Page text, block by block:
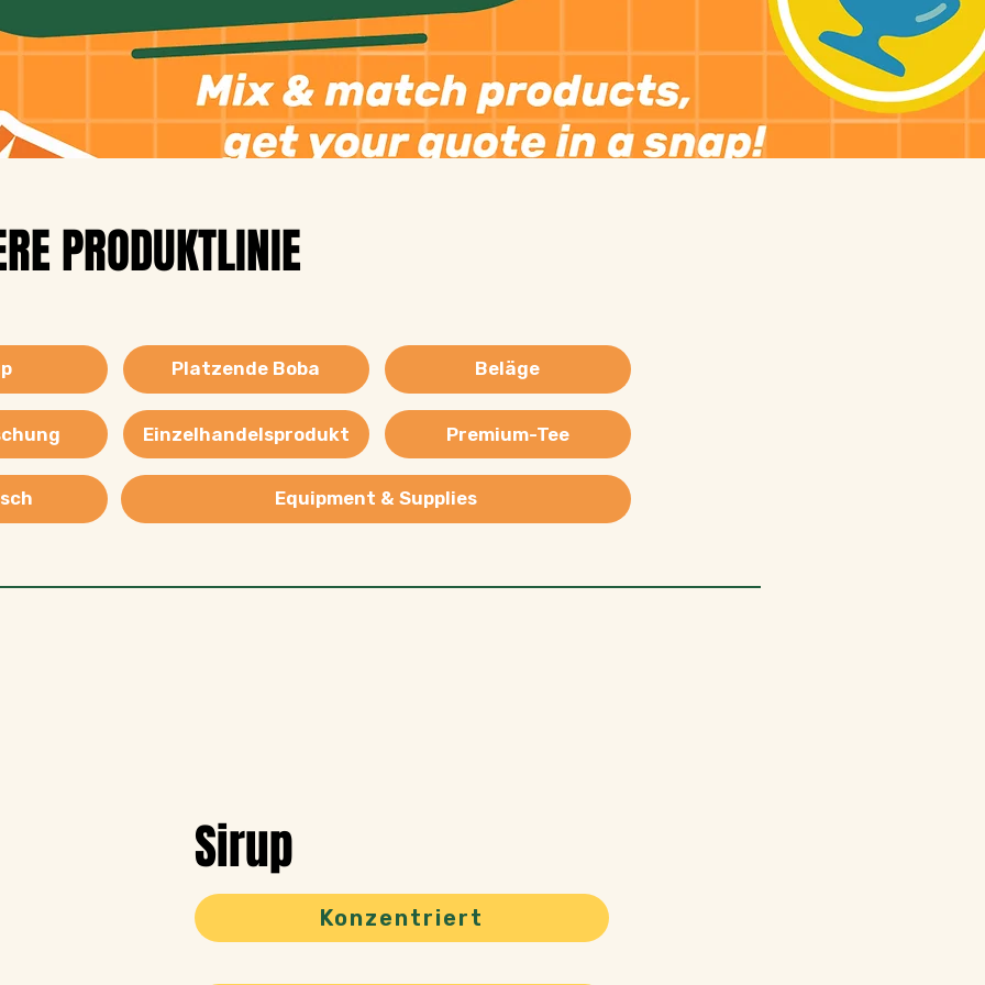
PRODUKTLINIE
Platzende Boba Beläge
Einzelhandelsprodukt Premium-Tee
Equipment & Supplies
Sirup
Konzentriert